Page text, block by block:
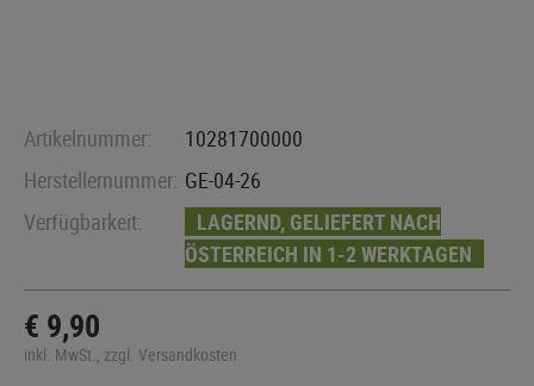
Artikelnummer:
10281700000
Herstellernummer: GE-04-26
Verfügbarkeit:
LAGERND, GELIEFERT NACH
ÖSTERREICH IN 1-2 WERKTAGEN
€ 9,90
inkl. MwSt., zzgl. Versandkosten